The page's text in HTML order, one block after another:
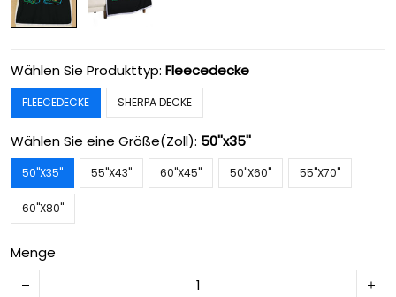
Wählen Sie Produkttyp: Fleecedecke
FLEECEDECKE SHERPA DECKE
Wählen Sie eine Größe(Zoll): 50''x35''
50''X35'' 55''X43'' 60''X45'' 50''X60'' 55''X70''
60''X80''
Menge